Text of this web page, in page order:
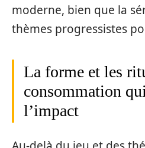
moderne, bien que la
thèmes progressistes
La forme et les
consommation
l’impact